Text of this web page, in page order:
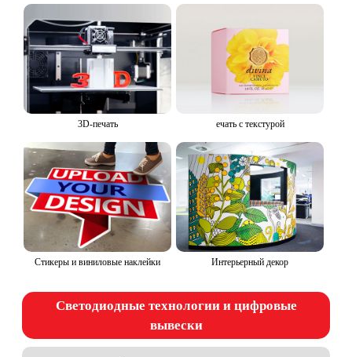
3D-печать ечать с текстурой
Стикеры и виниловые наклейки Интерьерный декор
Светодиодные технологии и цифровые
вывески